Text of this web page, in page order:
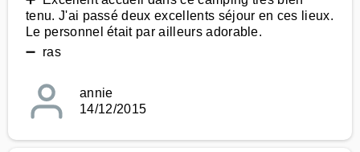
tenu. J'ai passé deux excellents séjour en ces lieux.
Le personnel était par ailleurs adorable.
➖ ras
annie
14/12/2015